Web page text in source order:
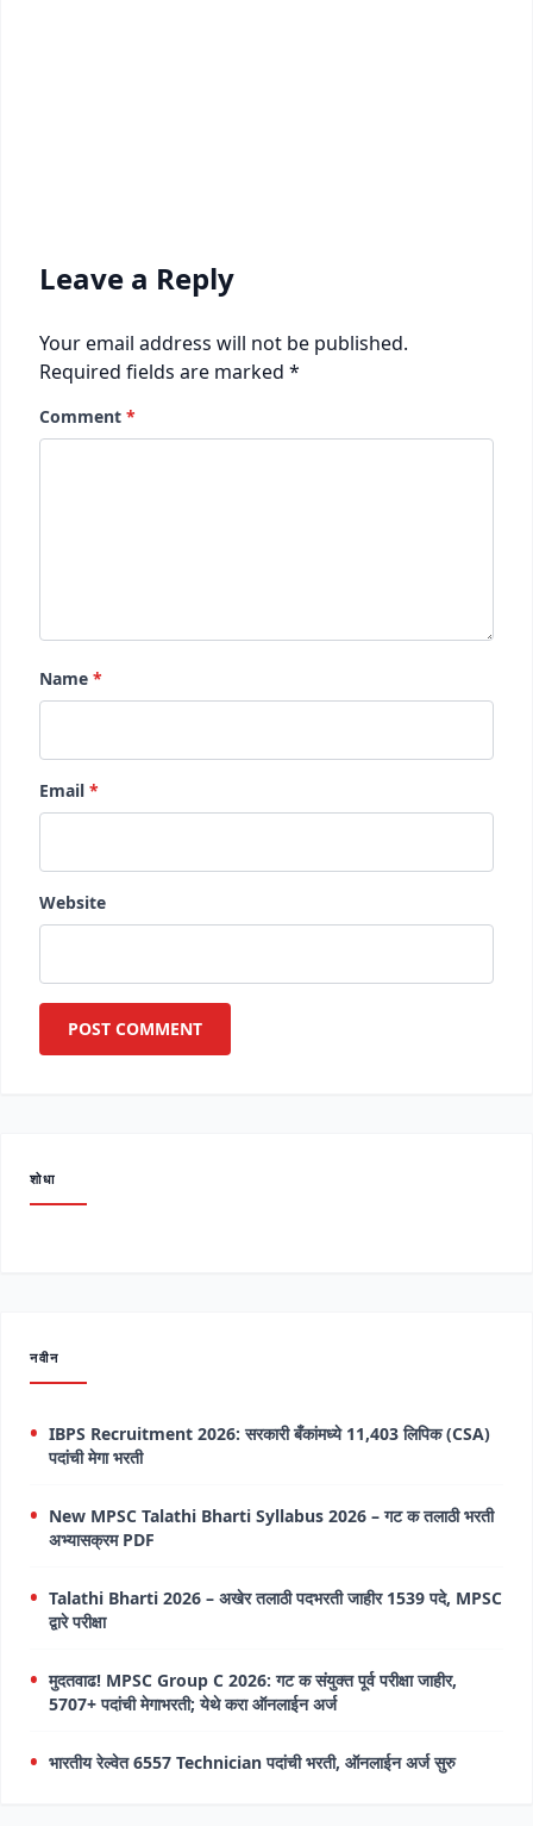
Leave a Reply
Your email address will not be published.
Required fields are marked *
Comment *
Name *
Email *
Website
शोधा
नवीन
IBPS Recruitment 2026: सरकारी बँकांमध्ये 11,403 लिपिक (CSA)
पदांची मेगा भरती
New MPSC Talathi Bharti Syllabus 2026 – गट क तलाठी भरती
अभ्यासक्रम PDF
Talathi Bharti 2026 – अखेर तलाठी पदभरती जाहीर 1539 पदे, MPSC
द्वारे परीक्षा
मुदतवाढ! MPSC Group C 2026: गट क संयुक्त पूर्व परीक्षा जाहीर,
5707+ पदांची मेगाभरती; येथे करा ऑनलाईन अर्ज
भारतीय रेल्वेत 6557 Technician पदांची भरती, ऑनलाईन अर्ज सुरु